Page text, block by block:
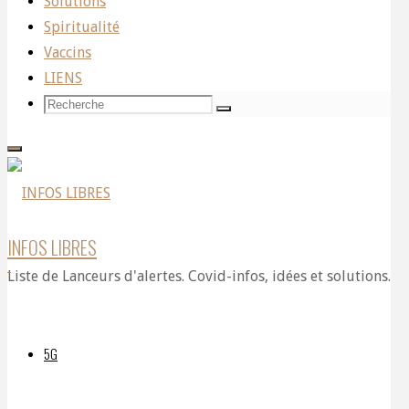
Spiritualité
Vaccins
LIENS
Recherche
Recherche
Recherche
INFOS LIBRES
Liste de Lanceurs d'alertes. Covid-infos, idées et solutions.
5G
Traitements
génétiques
anti-
Covid